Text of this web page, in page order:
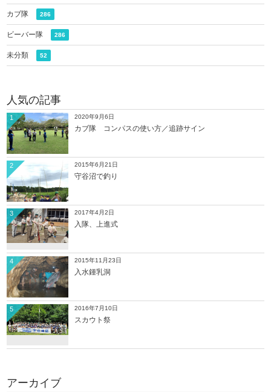
カブ隊 286
ビーバー隊 286
未分類 52
人気の記事
2020年9月6日
カブ隊 コンパスの使い方／追跡サイン
1
2015年6月21日
守谷沼で釣り
2
2017年4月2日
入隊、上進式
3
2015年11月23日
入水鍾乳洞
4
2016年7月10日
スカウト祭
5
アーカイブ